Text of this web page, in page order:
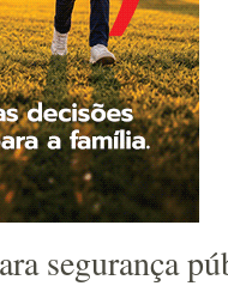
segurança